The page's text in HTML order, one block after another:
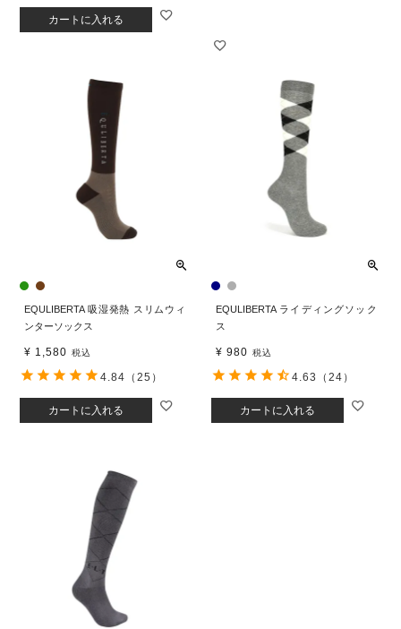
カートに入れる
EQULIBERTA 吸湿発熱 スリムウィ
ンターソックス
¥ 1,580 税込
カートに入れる
4.84 （25）
EQULIBERTA ライディングソック
ス
¥ 980 税込
カートに入れる
4.63 （24）